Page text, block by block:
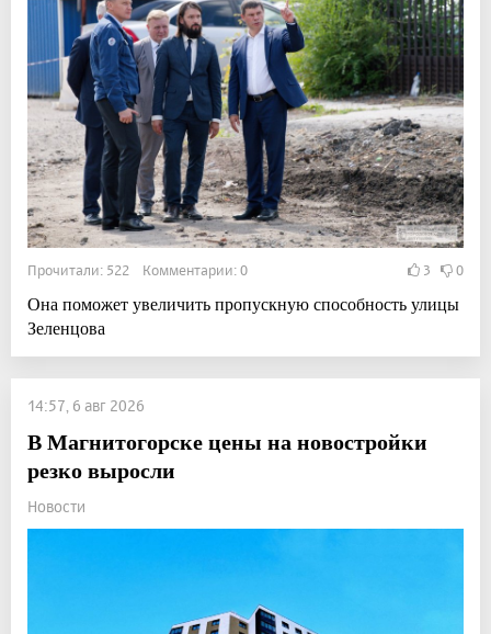
Прочитали: 522 Комментарии: 0 3 0
Она поможет увеличить пропускную способность улицы
Зеленцова
14:57, 6 авг 2026
В Магнитогорске цены на новостройки
резко выросли
Новости